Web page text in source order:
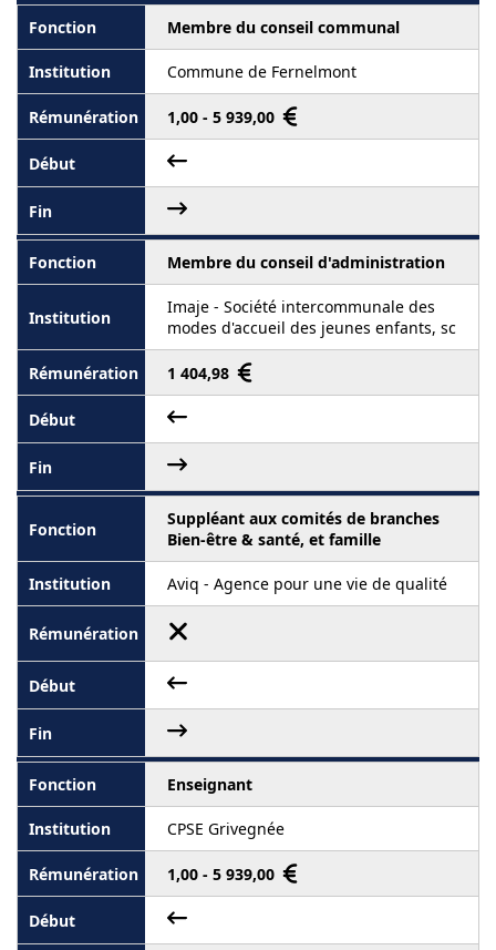
Membre du conseil communal
Commune de Fernelmont
1,00 - 5 939,00
Membre du conseil d'administration
Imaje - Société intercommunale des
modes d'accueil des jeunes enfants, sc
1 404,98
Suppléant aux comités de branches
Bien-être & santé, et famille
Aviq - Agence pour une vie de qualité
Enseignant
CPSE Grivegnée
1,00 - 5 939,00